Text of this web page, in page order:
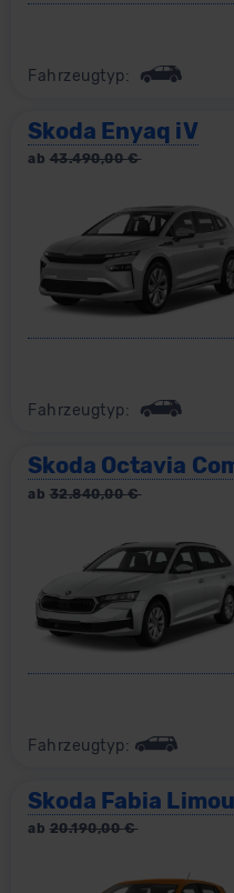
Fahrzeugtyp:
Skoda Enyaq iV
ab 43.490,00€
Fahrzeugtyp:
Skoda Octavia
ab 32.840,00€
Fahrzeugtyp:
Skoda Fabia
ab 20.190,00€